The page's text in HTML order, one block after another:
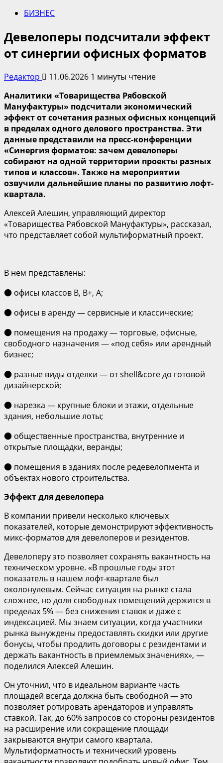
БИЗНЕС
Девелоперы подсчитали эффект
от синергии офисных форматов
Редактор 11.06.2026 1 минуты чтение
Аналитики «Товарищества Рябовской
Мануфактуры» подсчитали экономический
эффект от сочетания разных офисных концепций
в пределах одного делового пространства. Эти
данные представили на пресс-конференции
«Синергия форматов: зачем девелоперы
собирают на одной территории проекты разных
типов и классов». Также на мероприятии
озвучили дальнейшие планы по развитию лофт-
квартала.
Алексей Алешин, управляющий директор
«Товарищества Рябовской Мануфактуры», рассказал,
что представляет собой мультиформатный проект.
В нем представлены:
● офисы классов В, В+, А;
● офисы в аренду — сервисные и классические;
● помещения на продажу — торговые, офисные,
свободного назначения — «под себя» или арендный
бизнес;
● разные виды отделки — от shell&core до готовой
дизайнерской;
● нарезка — крупные блоки и этажи, отдельные
здания, небольшие лоты;
● общественные пространства, внутренние и
открытые площадки, веранды;
● помещения в зданиях после редевелопмента и
объектах нового строительства.
Эффект для девелопера
В компании привели несколько ключевых
показателей, которые демонстрируют эффективность
микс-форматов для девелоперов и резидентов.
Девелоперу это позволяет сохранять вакантность на
техническом уровне. «В прошлые годы этот
показатель в нашем лофт-квартале был
околонулевым. Сейчас ситуация на рынке стала
сложнее, но доля свободных помещений держится в
пределах 5% — без снижения ставок и даже с
индексацией. Мы знаем ситуации, когда участники
рынка вынуждены предоставлять скидки или другие
бонусы, чтобы продлить договоры с резидентами и
держать вакантность в приемлемых значениях», —
поделился Алексей Алешин.
Он уточнил, что в идеальном варианте часть
площадей всегда должна быть свободной — это
позволяет ротировать арендаторов и управлять
ставкой. Так, до 60% запросов со стороны резидентов
на расширение или сокращение площади
закрываются внутри самого квартала.
Мультиформатность и технический уровень